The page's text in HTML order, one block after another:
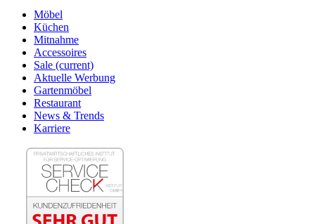
Möbel
Küchen
Mitnahme
Accessoires
Sale (current)
Aktuelle Werbung
Gartenmöbel
Restaurant
News & Trends
Karriere